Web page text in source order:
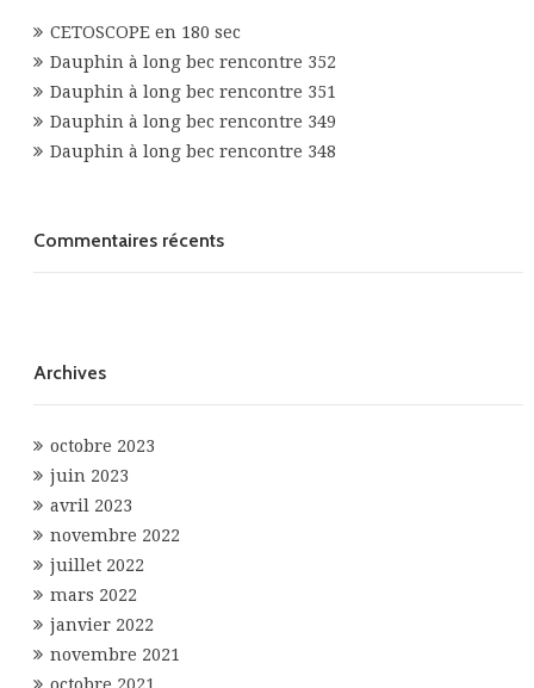
CETOSCOPE en 180 sec
Dauphin à long bec rencontre 352
Dauphin à long bec rencontre 351
Dauphin à long bec rencontre 349
Dauphin à long bec rencontre 348
Commentaires récents
Archives
octobre 2023
juin 2023
avril 2023
novembre 2022
juillet 2022
mars 2022
janvier 2022
novembre 2021